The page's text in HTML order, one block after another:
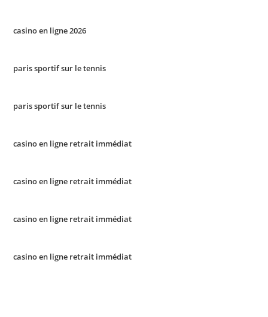
casino en ligne 2026
paris sportif sur le tennis
paris sportif sur le tennis
casino en ligne retrait immédiat
casino en ligne retrait immédiat
casino en ligne retrait immédiat
casino en ligne retrait immédiat